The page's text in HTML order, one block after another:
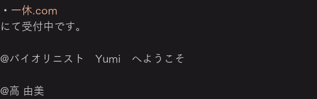
・ 一休.com
にて受付中です。
@バイオリニスト　Yumi　へようこそ
@高 由美